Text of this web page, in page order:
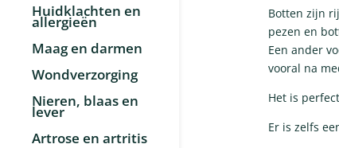
Huidklachten en
allergieën
Maag en darmen
Wondverzorging
Nieren, blaas en
lever
Artrose en artritis
Botten zijn
pezen en
Een ander
vooral na
Het is
Er is zelfs